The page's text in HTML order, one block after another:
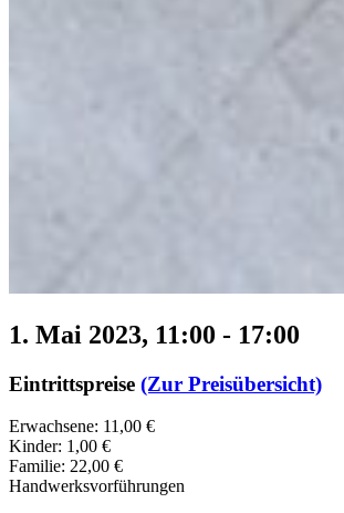
1. Mai 2023, 11:00 - 17:00
Eintrittspreise (Zur Preisübersicht)
Erwachsene: 11,00 €
Kinder: 1,00 €
Familie: 22,00 €
Handwerksvorführungen